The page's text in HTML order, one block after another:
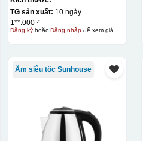
sản phẩm
Các chi tiết được ép
kim rất bền màu,
TG sản xuất: 10 ngày
1**.000 ₫
Đăng kýhoặc Đăng nhậpđể xem giá
Ấm siêu tốc Sunhouse